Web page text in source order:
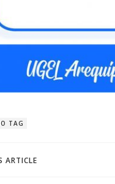
TAG
ARTICLE